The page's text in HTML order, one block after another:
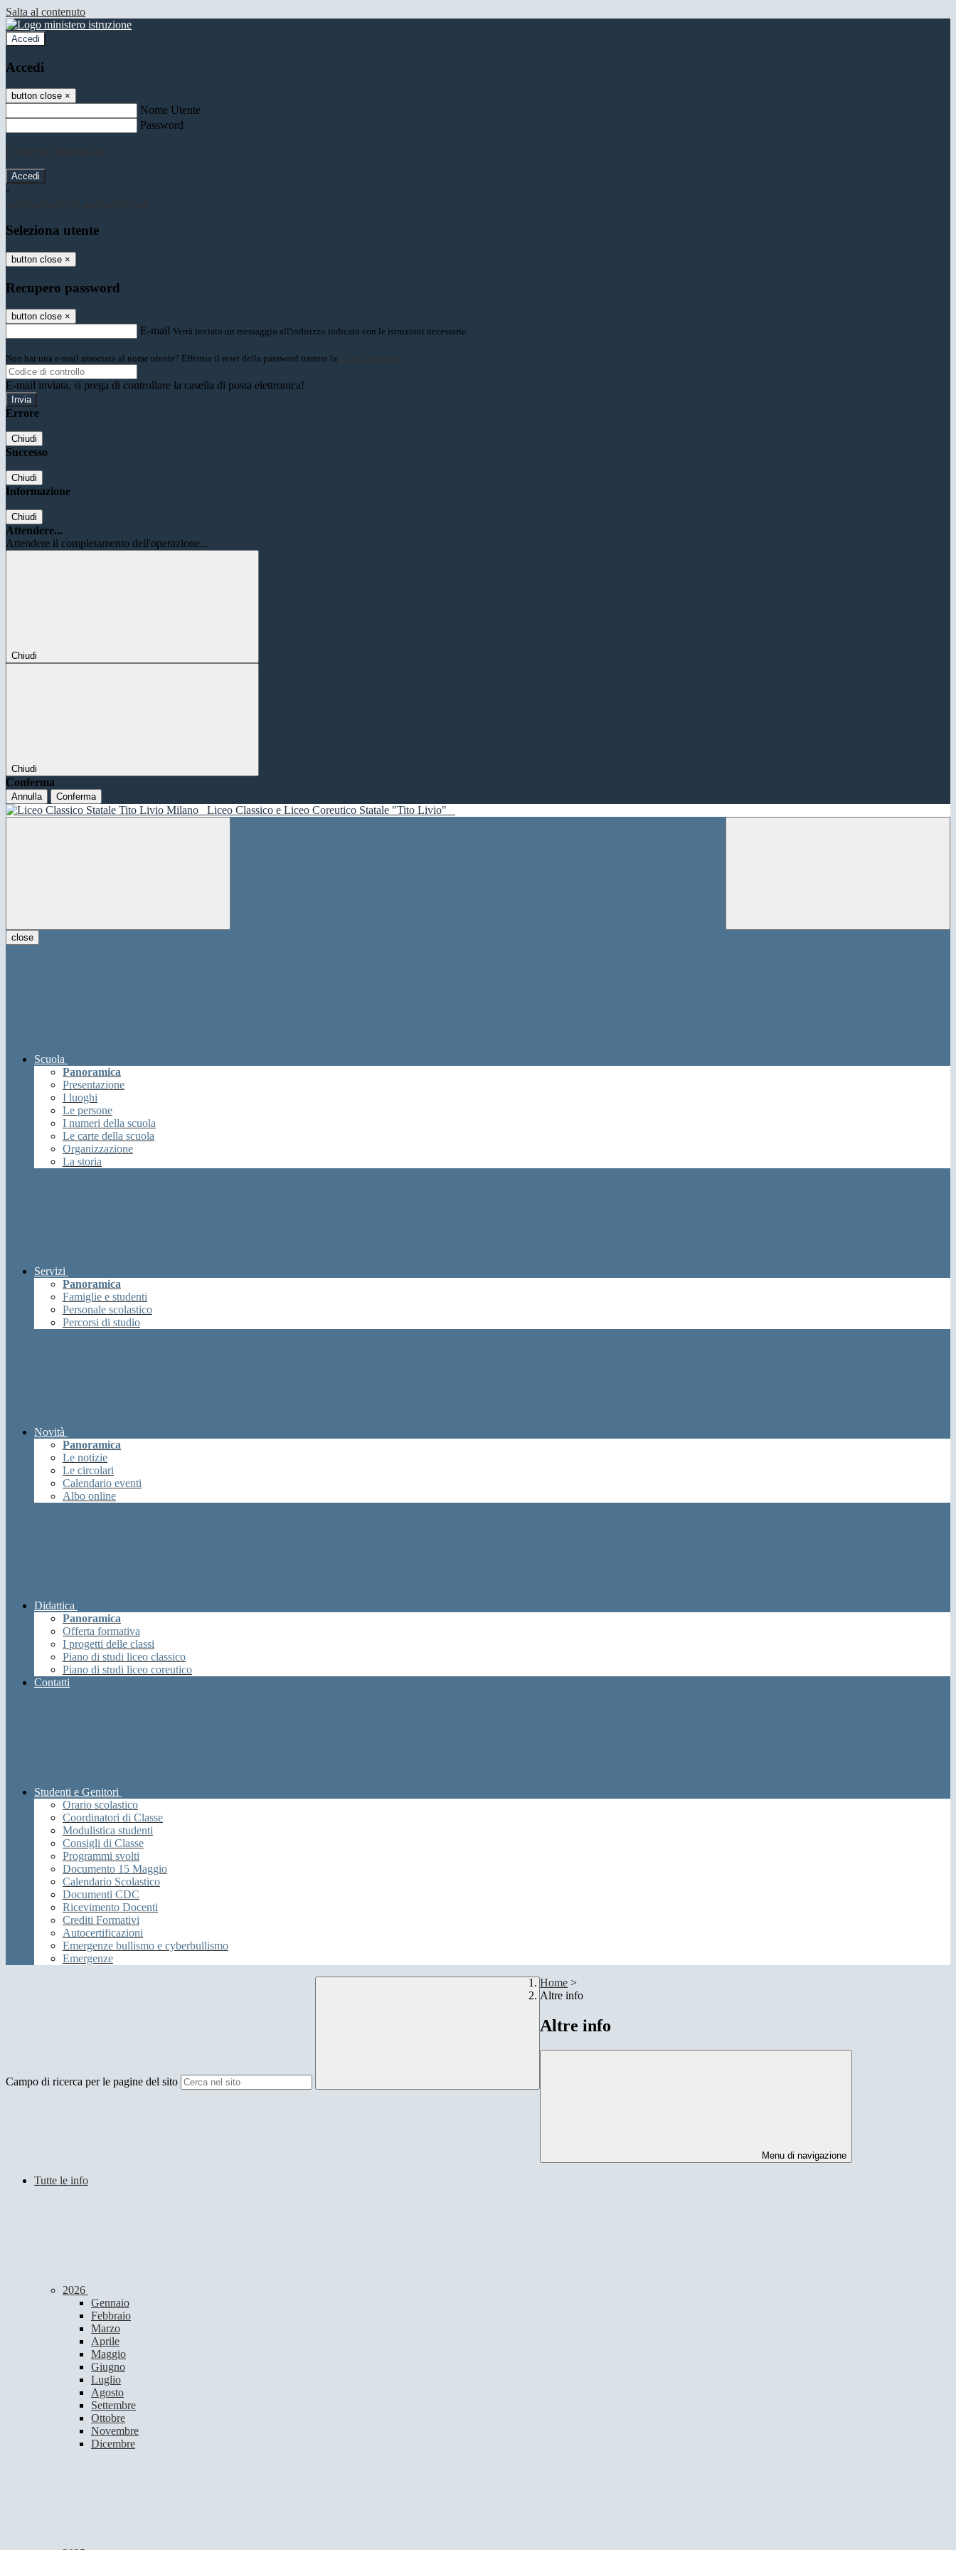
Salta al contenuto
Accedi
Accedi
button close ×
Nome Utente
Password
-
Seleziona utente
button close ×
Recupero password
button close ×
E-mail Verrà inviato un messaggio all'indirizzo indicato con le istruzioni necessarie.
Non hai una e-mail associata al nome utente? Effettua il reset della password tramite la
E-mail inviata, si prega di controllare la casella di posta elettronica!
Errore
Chiudi
Successo
Chiudi
Informazione
Chiudi
Attendere...
Attendere il completamento dell'operazione...
Chiudi
Chiudi
Conferma
Annulla Conferma
Liceo Classico e Liceo Coreutico Statale "Tito Livio"
close
Scuola
Panoramica
Presentazione
I luoghi
Le persone
I numeri della scuola
Le carte della scuola
Organizzazione
La storia
Servizi
Panoramica
Famiglie e studenti
Personale scolastico
Percorsi di studio
Novità
Panoramica
Le notizie
Le circolari
Calendario eventi
Albo online
Didattica
Panoramica
Offerta formativa
I progetti delle classi
Piano di studi liceo classico
Piano di studi liceo coreutico
Contatti
Studenti e Genitori
Orario scolastico
Coordinatori di Classe
Modulistica studenti
Consigli di Classe
Programmi svolti
Documento 15 Maggio
Calendario Scolastico
Documenti CDC
Ricevimento Docenti
Crediti Formativi
Autocertificazioni
Emergenze bullismo e cyberbullismo
Emergenze
Campo di ricerca per le pagine del sito
Home >
Altre info
Altre info
Menu di navigazione
Tutte le info
2026
Gennaio
Febbraio
Marzo
Aprile
Maggio
Giugno
Luglio
Agosto
Settembre
Ottobre
Novembre
Dicembre